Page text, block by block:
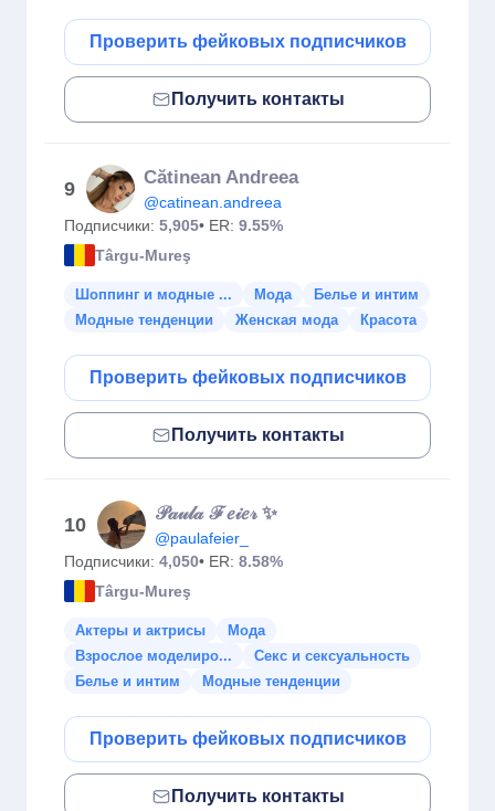
Проверить фейковых подписчиков
Получить контакты
9
Cătinean Andreea
@catinean.andreea
Подписчики: 5,905• ER: 9.55%
Târgu-Mureş
Шоппинг и модные ... Мода
Белье и интим
Модные тенденции
Женская мода Красота
Проверить фейковых подписчиков
Получить контакты
10
𝒫𝒶𝓊𝓁𝒶 ℱ𝑒𝒾𝑒𝓇 ✨
@paulafeier_
Подписчики: 4,050• ER: 8.58%
Târgu-Mureş
Актеры и актрисы
Мода
Взрослое моделиро...
Секс и сексуальность
Белье и интим
Модные тенденции
Проверить фейковых подписчиков
Получить контакты